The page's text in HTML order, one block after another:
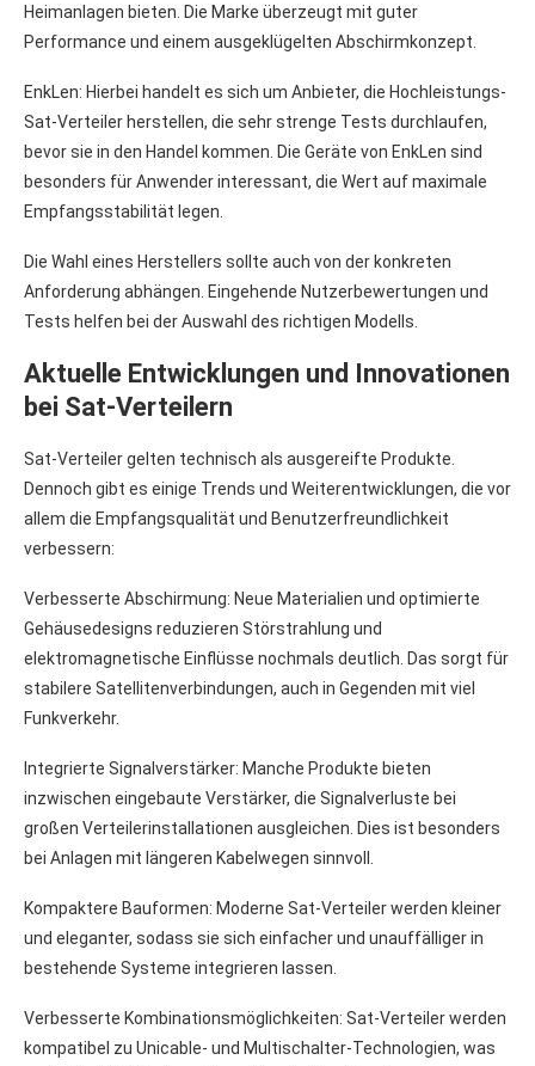
Heimanlagen bieten. Die Marke überzeugt mit guter
Performance und einem ausgeklügelten Abschirmkonzept.
EnkLen: Hierbei handelt es sich um Anbieter, die Hochleistungs-
Sat-Verteiler herstellen, die sehr strenge Tests durchlaufen,
bevor sie in den Handel kommen. Die Geräte von EnkLen sind
besonders für Anwender interessant, die Wert auf maximale
Empfangsstabilität legen.
Die Wahl eines Herstellers sollte auch von der konkreten
Anforderung abhängen. Eingehende Nutzerbewertungen und
Tests helfen bei der Auswahl des richtigen Modells.
Aktuelle Entwicklungen und Innovationen
bei Sat-Verteilern
Sat-Verteiler gelten technisch als ausgereifte Produkte.
Dennoch gibt es einige Trends und Weiterentwicklungen, die vor
allem die Empfangsqualität und Benutzerfreundlichkeit
verbessern:
Verbesserte Abschirmung: Neue Materialien und optimierte
Gehäusedesigns reduzieren Störstrahlung und
elektromagnetische Einflüsse nochmals deutlich. Das sorgt für
stabilere Satellitenverbindungen, auch in Gegenden mit viel
Funkverkehr.
Integrierte Signalverstärker: Manche Produkte bieten
inzwischen eingebaute Verstärker, die Signalverluste bei
großen Verteilerinstallationen ausgleichen. Dies ist besonders
bei Anlagen mit längeren Kabelwegen sinnvoll.
Kompaktere Bauformen: Moderne Sat-Verteiler werden kleiner
und eleganter, sodass sie sich einfacher und unauffälliger in
bestehende Systeme integrieren lassen.
Verbesserte Kombinationsmöglichkeiten: Sat-Verteiler werden
kompatibel zu Unicable- und Multischalter-Technologien, was